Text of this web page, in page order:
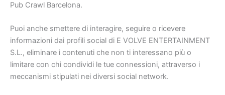
Pub Crawl Barcelona.
Puoi anche smettere di interagire, seguire o ricevere
informazioni dai profili social di E VOLVE ENTERTAINMENT
S.L., eliminare i contenuti che non ti interessano più o
limitare con chi condividi le tue connessioni, attraverso i
meccanismi stipulati nei diversi social network.